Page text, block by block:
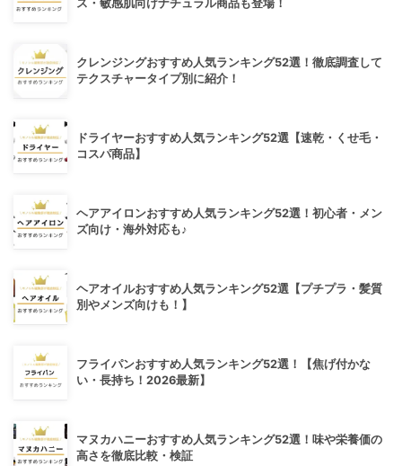
ス・敏感肌向けナチュラル商品も登場！
クレンジングおすすめ人気ランキング52選！徹底調査して
テクスチャータイプ別に紹介！
ドライヤーおすすめ人気ランキング52選【速乾・くせ毛・
コスパ商品】
ヘアアイロンおすすめ人気ランキング52選！初心者・メン
ズ向け・海外対応も♪
ヘアオイルおすすめ人気ランキング52選【プチプラ・髪質
別やメンズ向けも！】
フライパンおすすめ人気ランキング52選！【焦げ付かな
い・長持ち！2026最新】
マヌカハニーおすすめ人気ランキング52選！味や栄養価の
高さを徹底比較・検証